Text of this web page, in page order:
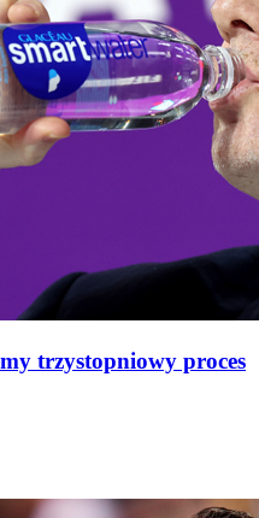
trzystopniowy proces